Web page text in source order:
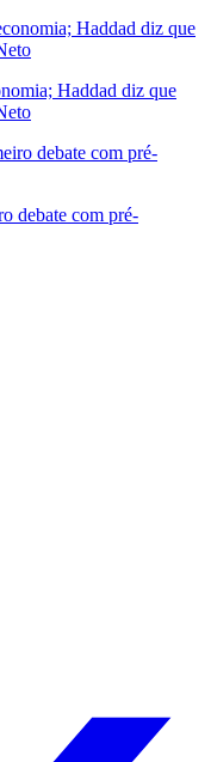
Haddad diz que
debate com pré-